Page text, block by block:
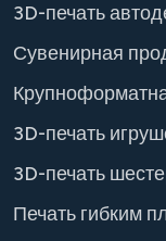
3D-печать
Сувенирная
3D-печать
3D-печать
Печать гибким